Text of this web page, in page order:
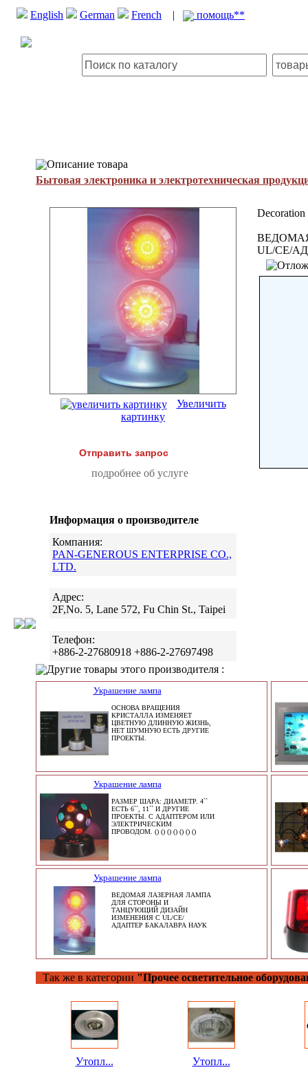
English German French | помощь**
Описание товара
Бытовая электроника и электротехническая
Увеличить
картинку
Отправить запрос
подробнее об услуге
Информация о производителе
Компания:
PAN-GENEROUS ENTERPRISE CO.,
LTD.
Адрес:
2F,No. 5, Lane 572, Fu Chin St., Taipei
Телефон:
+886-2-27680918 +886-2-27697498
Decoration
UL/CE/
Другие товары этого производителя :
Украшение лампа
ОСНОВА ВРАЩЕНИЯ
КРИСТАЛЛА ИЗМЕНЯЕТ
ЦВЕТНУЮ ДЛИННУЮ ЖИЗНЬ,
НЕТ ШУМНУЮ ЕСТЬ ДРУГИЕ
ПРОЕКТЫ.
Украшение лампа
РАЗМЕР ШАРА: ДИАМЕТР. 4``
ЕСТЬ 6``, 11`` И ДРУГИЕ
ПРОЕКТЫ. С АДАПТЕРОМ ИЛИ
ЭЛЕКТРИЧЕСКИМ
ПРОВОДОМ. () () () () () () ()
Украшение лампа
ВЕДОМАЯ ЛАЗЕРНАЯ ЛАМПА
ДЛЯ СТОРОНЫ И
ТАНЦУЮЩИЙ ДИЗАЙН
ИЗМЕНЕНИЯ С UL/CE/
АДАПТЕР БАКАЛАВРА НАУК
Так же в категории "Прочее осветительное
Утопл... Утопл...